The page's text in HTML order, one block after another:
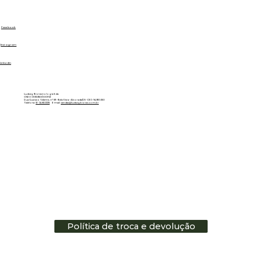
Facebook
Ludwig Biotecnologia ltda
CNPJ: 01.151.850/0001-53
Rua Gustavo Valente, nº 69 - Bela Vista - Alvorada/RS - CEP: 94810-250
Telefone: 51 - 3483.3335E-mail: vendas@ludwigbiotec.com.br
Instagram
Linkedin
Política de troca e devolução